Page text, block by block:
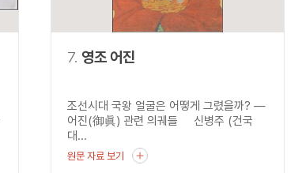
7. 영조 어진
조선시대 국왕 얼굴은 어떻게 그렸을까? ―
어진(御眞) 관련 의궤들 신병주 (건국
대...
원문 자료 보기